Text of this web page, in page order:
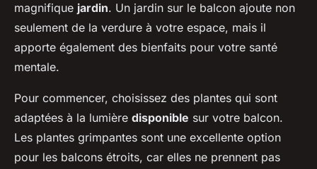
magnifique jardin. Un jardin sur le balcon ajoute non
seulement de la verdure à votre espace, mais il
apporte également des bienfaits pour votre santé
mentale.
Pour commencer, choisissez des plantes qui sont
adaptées à la lumière disponible sur votre balcon.
Les plantes grimpantes sont une excellente option
pour les balcons étroits, car elles ne prennent pas